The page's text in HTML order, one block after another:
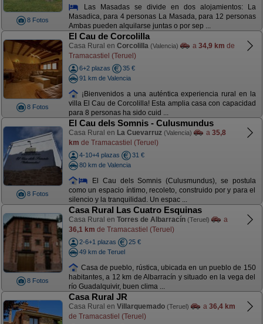
8 Fotos
Las Masadas se divide en dos alojamientos: La
Masadica, para 4 personas La Masada, para 12 personas
Ambas pueden alquilarse juntas o por sep ...
8 Fotos
El Cau de Corcolilla
Casa Rural en Corcolilla (Valencia) a 34,9 km de
Tramacastiel (Teruel)
6+2 plazas
35 €
91 km de Valencia
¡Bienvenidos a una auténtica experiencia rural en la
villa El Cau de Corcolilla! Esta amplia casa con capacidad
para 8 personas ha sido cuid ...
8 Fotos
El Cau dels Somnis - Culusmundus
Casa Rural en La Cuevarruz (Valencia) a 35,8
km de Tramacastiel (Teruel)
4-10+4 plazas
31 €
80 km de Valencia
El Cau dels Somnis (Culusmundus), se postula
como un espacio íntimo, recoleto, construido por y para el
silencio y la tranquilidad. Un espac ...
8 Fotos
Casa Rural Las Cuatro Esquinas
Casa Rural en Torres de Albarracín (Teruel)
a
36,1 km de Tramacastiel (Teruel)
2-6+1 plazas
25 €
49 km de Teruel
Casa de pueblo, rústica, ubicada en un pueblo de 150
habitantes, a 12 km de Albarracín y situado en la vega del
río Guadalquivir, buen clima ...
Casa Rural JR
Casa Rural en Villarquemado (Teruel) a 36,4 km
de Tramacastiel (Teruel)